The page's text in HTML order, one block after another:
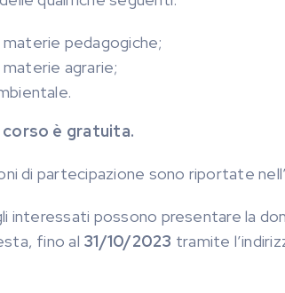
materie pedagogiche;
materie agrarie;
è gratuita.
di partecipazione sono riportate
interessati possono presentare la
fino al 31/10/2023 tramite